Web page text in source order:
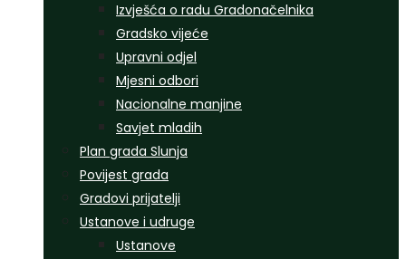
Izvješća o radu Gradonačelnika
Gradsko vijeće
Upravni odjel
Mjesni odbori
Nacionalne manjine
Savjet mladih
Plan grada Slunja
Povijest grada
Gradovi prijatelji
Ustanove i udruge
Ustanove